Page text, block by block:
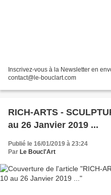
Inscrivez-vous à la Newsletter en
contact@le-bouclart.com
RICH-ARTS -
au 26 Janvier 2019 ...
Publié le 16/01/2019 à 23:24
Par Le Boucl'Art